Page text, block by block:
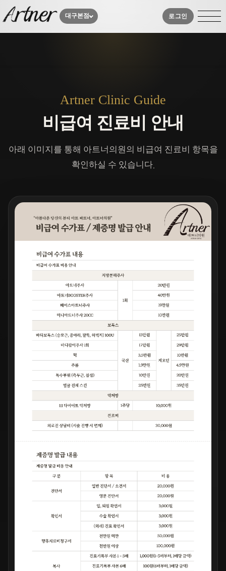
대구본점 로그인
Artner Clinic Guide
비급여 진료비 안내
아래 이미지를 통해 아트너의원의 비급여 진료비 항목을
확인하실 수 있습니다.